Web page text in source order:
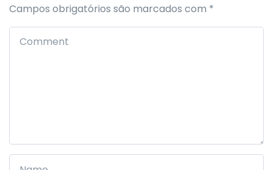
Campos obrigatórios são marcados com *